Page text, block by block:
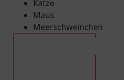
Katze
Maus
Meerschweinchen